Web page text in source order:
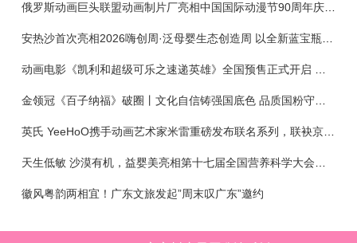
俄罗斯动画巨头联盟动画制片厂亮相中国国际动漫节90周年庆开启中国之旅新篇章
金领冠《百子纳福》破圈丨文化自信铸强国底色 品质国粉守护新生
英氏 YeeHoO携手动画艺术家米雷重磅发布联名系列，联袂京东深化全渠道战略
徽风粤韵两相宜！广东文旅发起”周末叹广东”邀约